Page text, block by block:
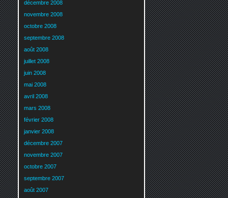
décembre 2008
novembre 2008
octobre 2008
septembre 2008
août 2008
juillet 2008
juin 2008
mai 2008
avril 2008
mars 2008
février 2008
janvier 2008
décembre 2007
novembre 2007
octobre 2007
septembre 2007
août 2007